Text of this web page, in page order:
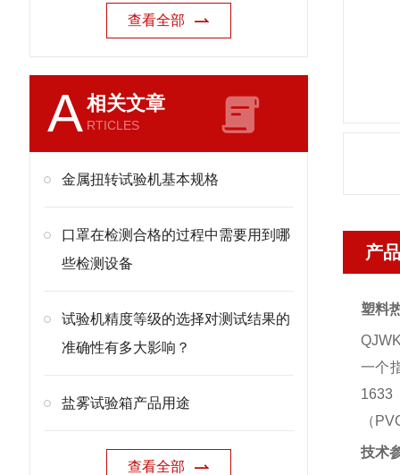
查看全部
A相关文章
RTICLES
金属扭转试验机基本规格
口罩在检测合格的过程中需要用到哪
些检测设备
试验机精度等级的选择对测试结果的
准确性有多大影响？
盐雾试验箱产品用途
查看全部
产
塑料
一个
1633
（
技术